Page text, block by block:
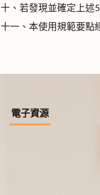
十、若發現並確定上述
十一、本使用規範要點
電子資源